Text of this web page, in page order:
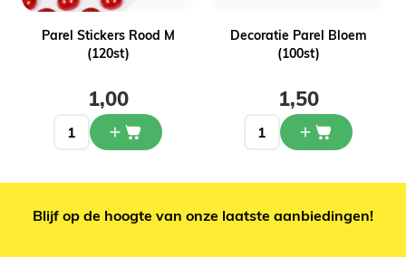
Parel Stickers Rood M
(120st)
1,00
Decoratie Parel Bloem
(100st)
1,50
Blijf op de hoogte van onze laatste aanbiedingen!